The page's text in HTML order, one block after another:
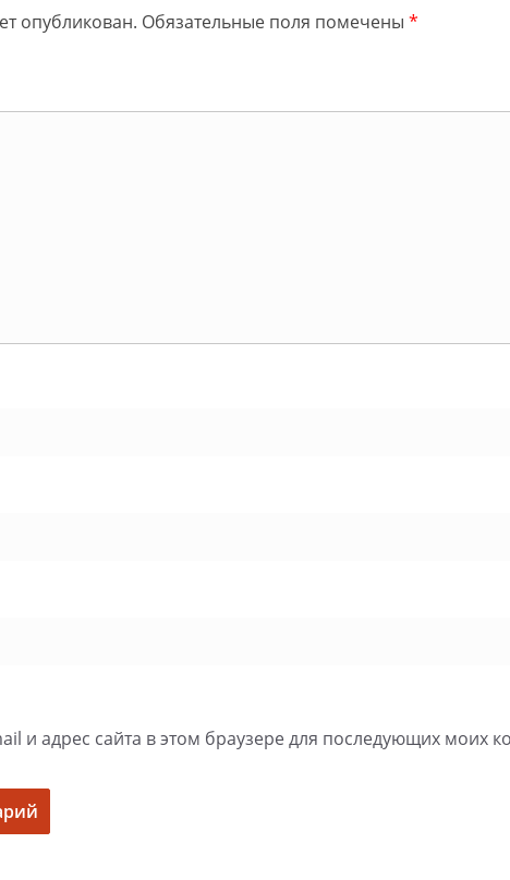
опубликован. Обязательные поля помечены *
и адрес сайта в этом браузере для последующих моих